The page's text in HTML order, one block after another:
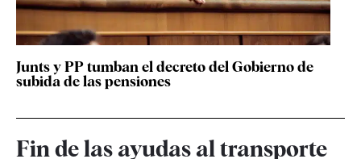
Junts y PP tumban el decreto del Gobierno de
subida de las pensiones
Fin de las ayudas al transporte